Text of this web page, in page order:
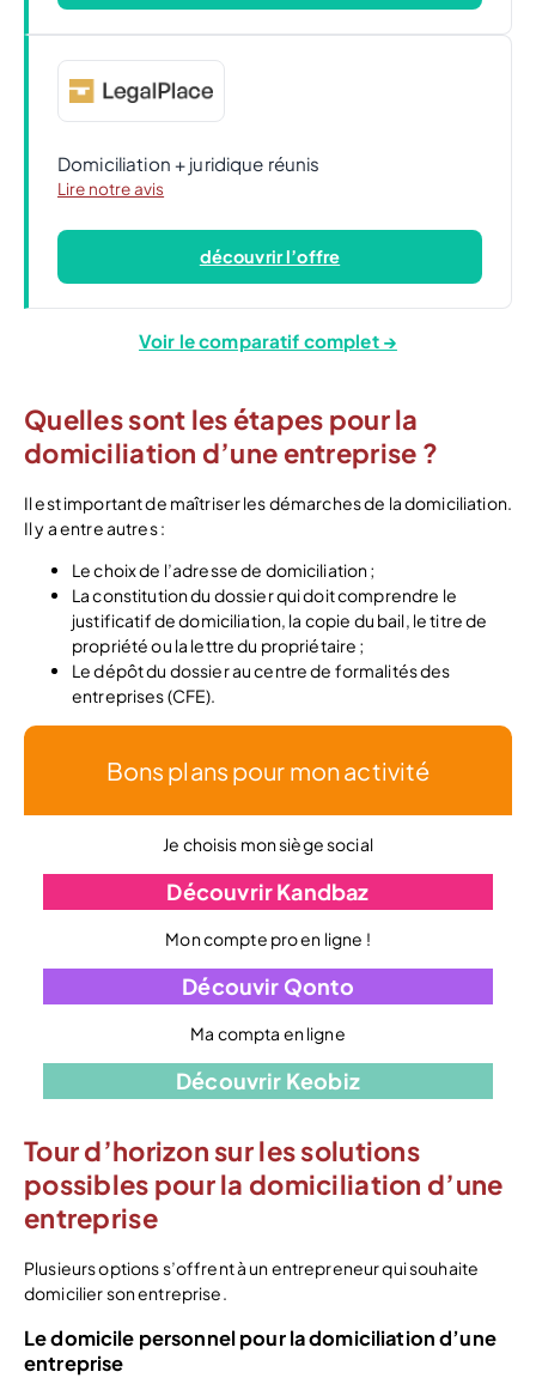
Domiciliation + juridique réunis
Lire notre avis
découvrir l’offre
Voir le comparatif complet →
Quelles sont les étapes pour la
domiciliation d’une entreprise ?
Il est important de maîtriser les démarches de la domiciliation.
Il y a entre autres :
Le choix de l’adresse de domiciliation ;
La constitution du dossier qui doit comprendre le
justificatif de domiciliation, la copie du bail, le titre de
propriété ou la lettre du propriétaire ;
Le dépôt du dossier au centre de formalités des
entreprises (CFE).
Bons plans pour mon activité
Je choisis mon siège social
Découvrir Kandbaz
Mon compte pro en ligne !
Découvir Qonto
Ma compta en ligne
Découvrir Keobiz
Tour d’horizon sur les solutions
possibles pour la domiciliation d’une
entreprise
Plusieurs options s’offrent à un entrepreneur qui souhaite
domicilier son entreprise.
Le domicile personnel pour la domiciliation d’une
entreprise